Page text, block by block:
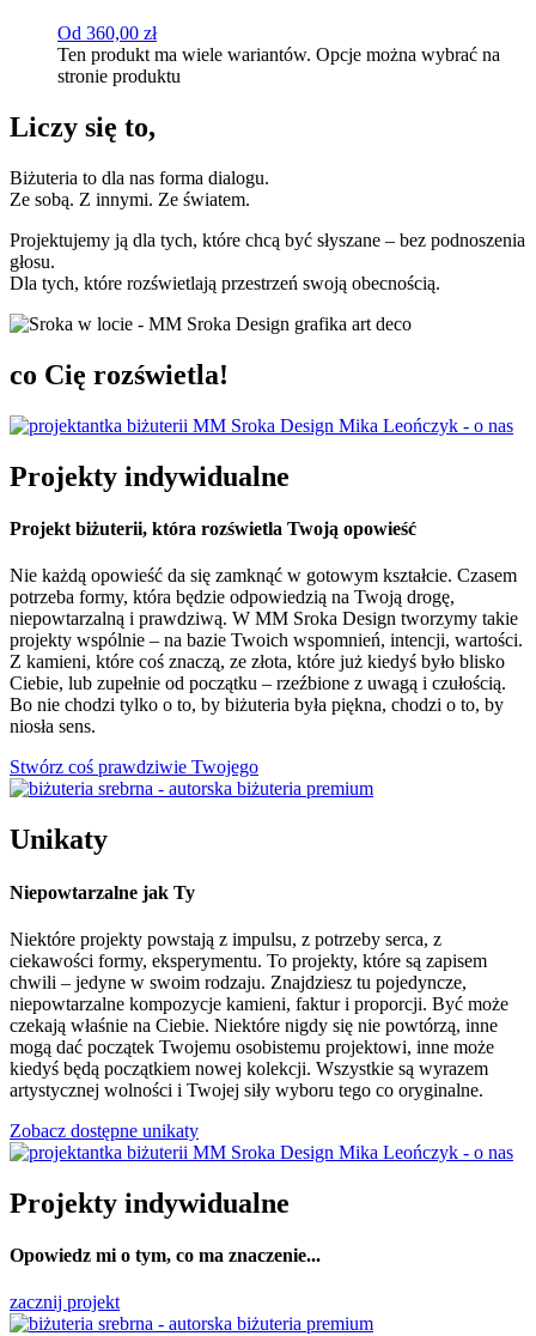
Od 360,00 zł
Ten produkt ma wiele wariantów. Opcje można wybrać na
stronie produktu
Liczy się to,
Biżuteria to dla nas forma dialogu.
Ze sobą. Z innymi. Ze światem.
Projektujemy ją dla tych, które chcą być słyszane – bez podnoszenia
głosu.
Dla tych, które rozświetlają przestrzeń swoją obecnością.
co Cię rozświetla!
Projekty indywidualne
Projekt biżuterii, która rozświetla Twoją opowieść
Nie każdą opowieść da się zamknąć w gotowym kształcie. Czasem
potrzeba formy, która będzie odpowiedzią na Twoją drogę,
niepowtarzalną i prawdziwą. W MM Sroka Design tworzymy takie
projekty wspólnie – na bazie Twoich wspomnień, intencji, wartości.
Z kamieni, które coś znaczą, ze złota, które już kiedyś było blisko
Ciebie, lub zupełnie od początku – rzeźbione z uwagą i czułością.
Bo nie chodzi tylko o to, by biżuteria była piękna, chodzi o to, by
niosła sens.
Stwórz coś prawdziwie Twojego
Unikaty
Niepowtarzalne jak Ty
Niektóre projekty powstają z impulsu, z potrzeby serca, z
ciekawości formy, eksperymentu. To projekty, które są zapisem
chwili – jedyne w swoim rodzaju. Znajdziesz tu pojedyncze,
niepowtarzalne kompozycje kamieni, faktur i proporcji. Być może
czekają właśnie na Ciebie. Niektóre nigdy się nie powtórzą, inne
mogą dać początek Twojemu osobistemu projektowi, inne może
kiedyś będą początkiem nowej kolekcji. Wszystkie są wyrazem
artystycznej wolności i Twojej siły wyboru tego co oryginalne.
Zobacz dostępne unikaty
Projekty indywidualne
Opowiedz mi o tym, co ma znaczenie...
zacznij projekt